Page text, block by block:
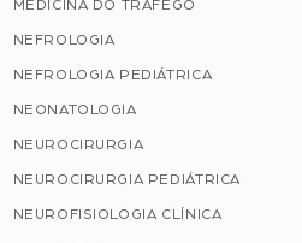
MEDICINA DO TRÁFEGO
NEFROLOGIA
NEFROLOGIA PEDIÁTRICA
NEONATOLOGIA
NEUROCIRURGIA
NEUROCIRURGIA PEDIÁTRICA
NEUROFISIOLOGIA CLÍNICA